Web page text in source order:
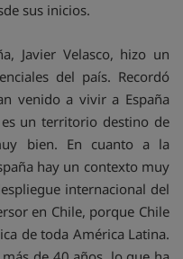
sus inicios.
Javier Velasco, hizo un
del país. Recordó
venido a vivir a España
un territorio destino de
bien. En cuanto a la
hay un contexto muy
internacional del
en Chile, porque Chile
de toda América Latina.